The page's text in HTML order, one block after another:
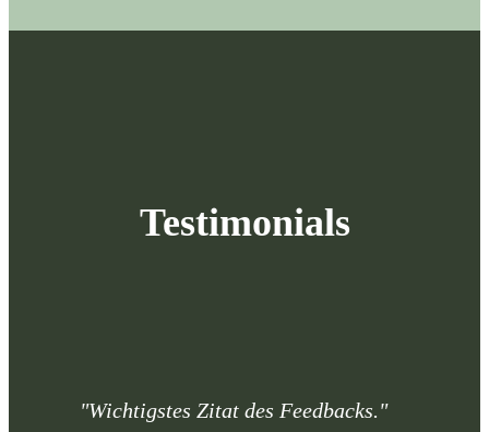
Testimonials
"Wichtigstes Zitat des Feedbacks."